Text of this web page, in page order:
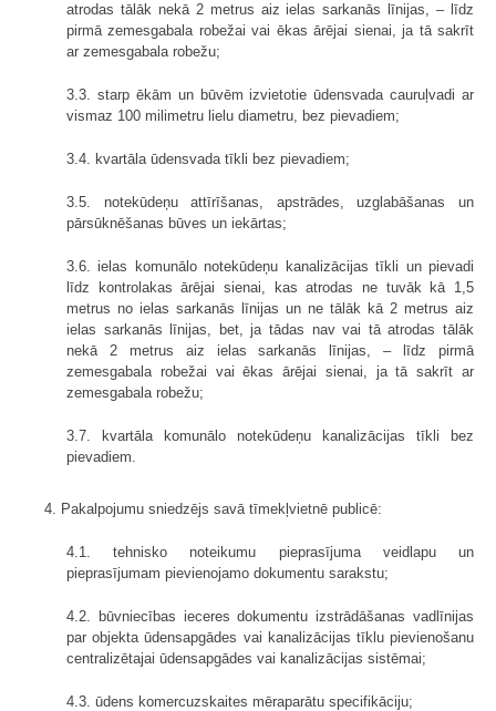
atrodas tālāk nekā 2 metrus aiz ielas sarkanās līnijas, – līdz
pirmā zemesgabala robežai vai ēkas ārējai sienai, ja tā sakrīt
ar zemesgabala robežu;
3.3. starp ēkām un būvēm izvietotie ūdensvada cauruļvadi ar
vismaz 100 milimetru lielu diametru, bez pievadiem;
3.4. kvartāla ūdensvada tīkli bez pievadiem;
3.5. notekūdeņu attīrīšanas, apstrādes, uzglabāšanas un
pārsūknēšanas būves un iekārtas;
3.6. ielas komunālo notekūdeņu kanalizācijas tīkli un pievadi
līdz kontrolakas ārējai sienai, kas atrodas ne tuvāk kā 1,5
metrus no ielas sarkanās līnijas un ne tālāk kā 2 metrus aiz
ielas sarkanās līnijas, bet, ja tādas nav vai tā atrodas tālāk
nekā 2 metrus aiz ielas sarkanās līnijas, – līdz pirmā
zemesgabala robežai vai ēkas ārējai sienai, ja tā sakrīt ar
zemesgabala robežu;
3.7. kvartāla komunālo notekūdeņu kanalizācijas tīkli bez
pievadiem.
4. Pakalpojumu sniedzējs savā tīmekļvietnē publicē:
4.1. tehnisko noteikumu pieprasījuma veidlapu un
pieprasījumam pievienojamo dokumentu sarakstu;
4.2. būvniecības ieceres dokumentu izstrādāšanas vadlīnijas
par objekta ūdensapgādes vai kanalizācijas tīklu pievienošanu
centralizētajai ūdensapgādes vai kanalizācijas sistēmai;
4.3. ūdens komercuzskaites mēraparātu specifikāciju;